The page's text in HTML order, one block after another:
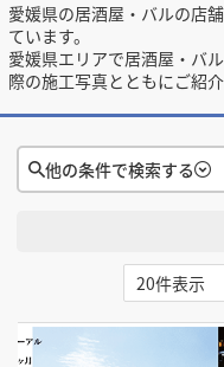
店舗・商業施設の施工
マッチング案件一覧
店舗設計施工.comとは
掲載希望のデザイン設
愛媛県の居酒屋・バルの店
ています。
愛媛県エリアで居酒屋・バ
際の施工写真とともにご紹介
他の条件で検索する
愛媛県